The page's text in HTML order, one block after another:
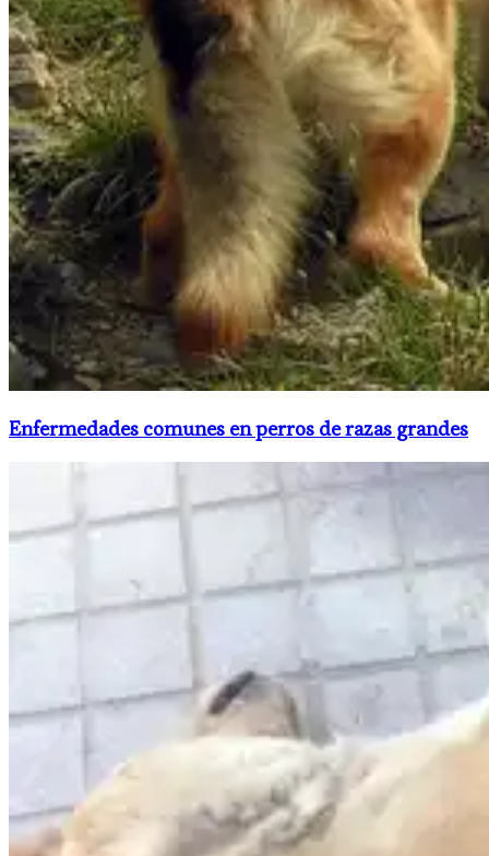
Enfermedades comunes en perros de razas grandes